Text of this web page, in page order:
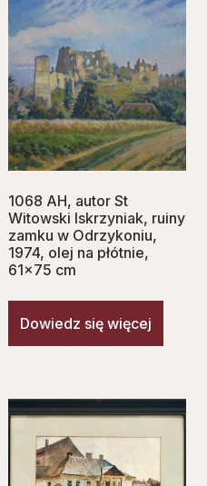
1068 AH, autor St
Witowski Iskrzyniak, ruiny
zamku w Odrzykoniu,
1974, olej na płótnie,
61×75 cm
Dowiedz się więcej